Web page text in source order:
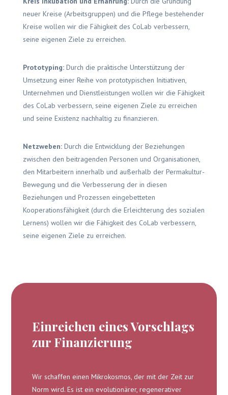
neuer Kreise (Arbeitsgruppen) und die Pflege bestehender
Kreise wollen wir die Fähigkeit des CoLab verbessern,
seine eigenen Ziele zu erreichen.
Prototyping:Durch die praktische Unterstützung der
Umsetzung einer Reihe von prototypischen Initiativen,
Unternehmen und Dienstleistungen wollen wir die Fähigkeit
des CoLab verbessern, seine eigenen Ziele zu erreichen
und seine Existenz nachhaltig zu finanzieren.
Netzweben:Durch die Entwicklung der Beziehungen
zwischen den beitragenden Personen und Organisationen,
den Mitarbeitern innerhalb und außerhalb der Permakultur-
Bewegung und die Verbesserung der in diesen
Beziehungen und Prozessen eingebetteten
Kooperationsfähigkeit (durch die Erleichterung des sozialen
Lernens) wollen wir die Fähigkeit des CoLab verbessern,
seine eigenen Ziele zu erreichen.
Einreichen eines Vorschlags
zur Finanzierung
Wir schaffen einen Mikrokosmos, der mit der Zeit zur
Norm wird. Es ist ein evolutionärer, regenerativer